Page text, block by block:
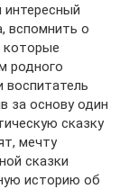
вспомнить о
которые
родного
воспитатель
за основу один
сказку
мечту
сказки
историю об